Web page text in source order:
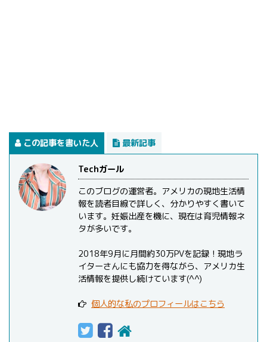
この記事を書いた人 最新記事
Techガール
このブログの運営者。アメリカの現地生活情
報を読者目線で詳しく、分かりやすく書いて
います。妊娠出産を機に、現在は育児情報ネ
タが多いです。
2018年9月に月間約30万PVを記録！現地ラ
イターさんにも協力を得ながら、アメリカ生
活情報を提供し続けています(^^)
個人的な私のプロフィールはこちら